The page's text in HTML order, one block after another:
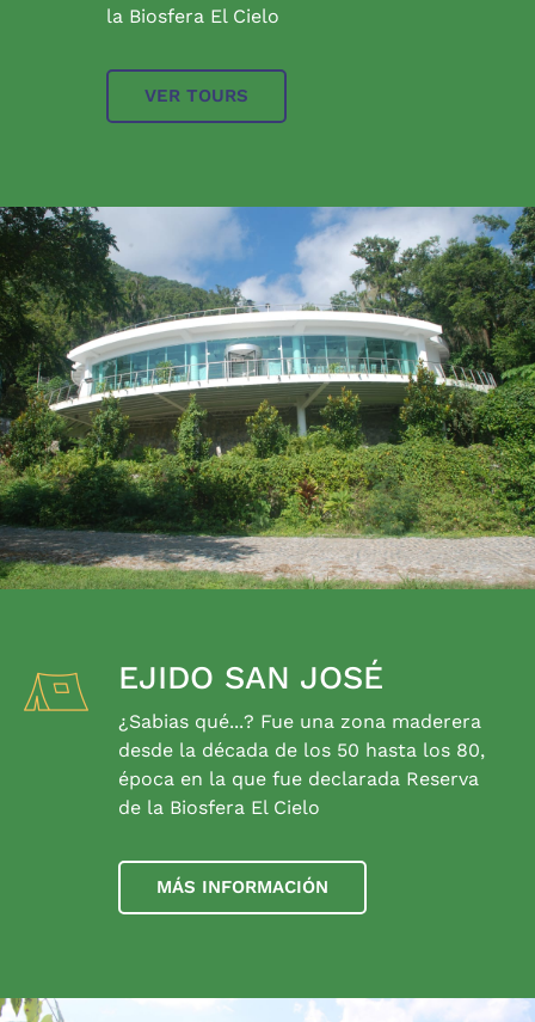
la Biosfera El Cielo
VER TOURS
EJIDO SAN JOSÉ
¿Sabias qué...? Fue una zona maderera
desde la década de los 50 hasta los 80,
época en la que fue declarada Reserva
de la Biosfera El Cielo
MÁS INFORMACIÓN